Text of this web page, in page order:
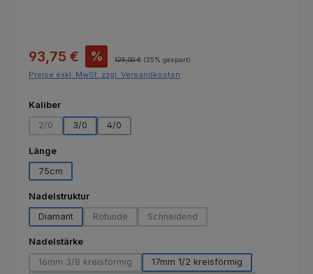
Verkaufspreis:
93,75 € % Regulärer Preis:
125,00 € (25% gespart)
Preise exkl. MwSt. zzgl. Versandkosten
Kaliberauswählen
2/0
(Diese Option ist zurzeit nicht verfügbar.)
3/0 4/0
Längeauswählen
75cm
Nadelstrukturauswählen
Diamant
Rotunde
(Diese Option ist zurzeit nicht verfügbar.)
Schneidend
(Diese Option ist zurzeit nicht
Nadelstärkeauswählen
16mm 3/8 kreisförmig
(Diese Option ist zurzeit nicht verfügbar.)
17mm 1/2 kreisförmig